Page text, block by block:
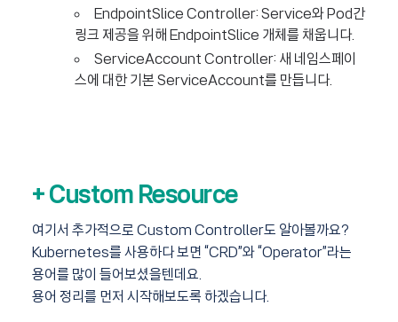
EndpointSlice Controller: Service와 Pod간
링크 제공을 위해 EndpointSlice 개체를 채웁니다.
ServiceAccount Controller: 새 네임스페이
스에 대한 기본 ServiceAccount를 만듭니다.
+ Custom Resource
여기서 추가적으로 Custom Controller도 알아볼까요?
Kubernetes를 사용하다 보면 “CRD”와 “Operator”라는
용어를 많이 들어보셨을텐데요.
용어 정리를 먼저 시작해보도록 하겠습니다.